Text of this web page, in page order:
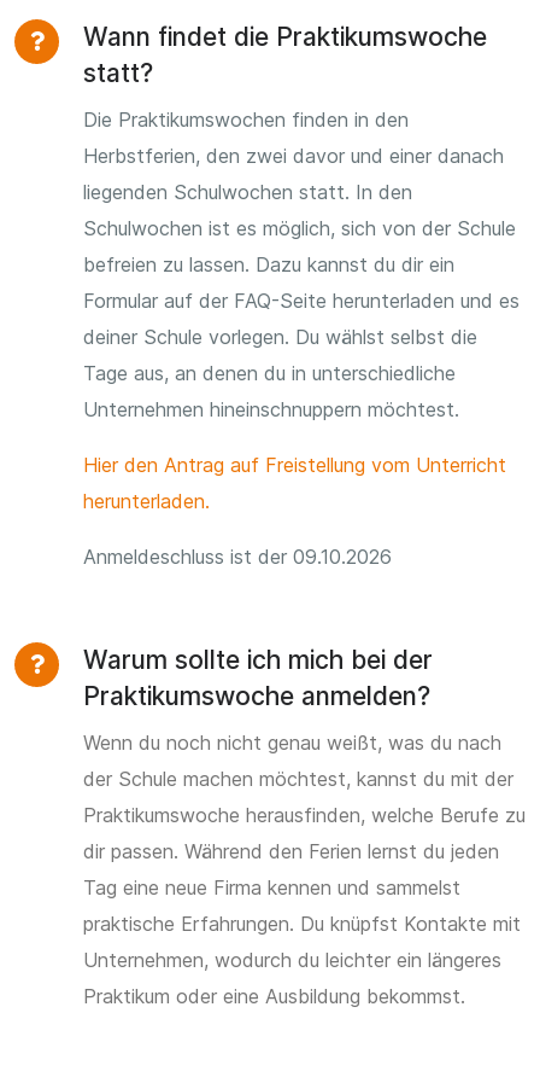
Wann findet die Praktikumswoche
statt?
Die Praktikumswochen finden in den
Herbstferien, den zwei davor und einer danach
liegenden Schulwochen statt. In den
Schulwochen ist es möglich, sich von der Schule
befreien zu lassen. Dazu kannst du dir ein
Formular auf der FAQ-Seite herunterladen und es
deiner Schule vorlegen. Du wählst selbst die
Tage aus, an denen du in unterschiedliche
Unternehmen hineinschnuppern möchtest.
Hier den Antrag auf Freistellung vom Unterricht
herunterladen.
Anmeldeschluss ist der 09.10.2026
Warum sollte ich mich bei der
Praktikumswoche anmelden?
Wenn du noch nicht genau weißt, was du nach
der Schule machen möchtest, kannst du mit der
Praktikumswoche herausfinden, welche Berufe zu
dir passen. Während den Ferien lernst du jeden
Tag eine neue Firma kennen und sammelst
praktische Erfahrungen. Du knüpfst Kontakte mit
Unternehmen, wodurch du leichter ein längeres
Praktikum oder eine Ausbildung bekommst.